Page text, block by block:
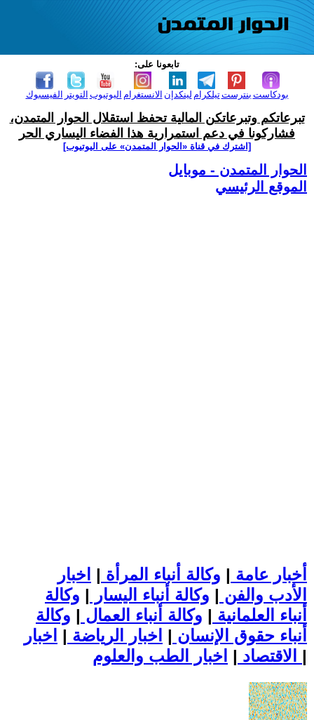
تابعونا على:
الفيسبوك التويتر اليوتيوب الانستغرام لينكدإن تيلكرامبنترست بودكاست
تبرعاتكم وتبرعاتكن المالية تحفظ استقلال الحوار المتمدن،
فشاركونا في دعم استمرارية هذا الفضاء اليساري الحر
[اشترك في قناة ‫«الحوار المتمدن» على اليوتيوب]
الحوار المتمدن - موبايل
الموقع الرئيسي
أخبار عامة | وكالة أنباء المرأة | اخبار
الأدب والفن | وكالة أنباء اليسار | وكالة
أنباء العلمانية | وكالة أنباء العمال | وكالة
أنباء حقوق الإنسان | اخبار الرياضة | اخبار
الاقتصاد | |